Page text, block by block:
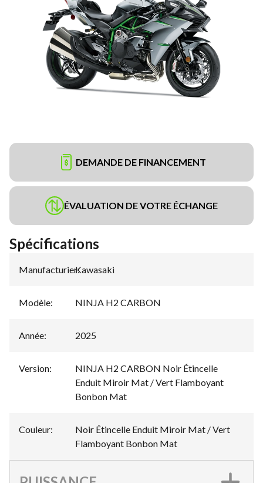
DEMANDE DE FINANCEMENT
ÉVALUATION DE VOTRE ÉCHANGE
Spécifications
Manufacturier:
Kawasaki
Modèle: NINJA H2 CARBON
Année: 2025
Version:
NINJA H2 CARBON Noir Étincelle
Enduit Miroir Mat / Vert Flamboyant
Bonbon Mat
Couleur:
Noir Étincelle Enduit Miroir Mat / Vert
Flamboyant Bonbon Mat